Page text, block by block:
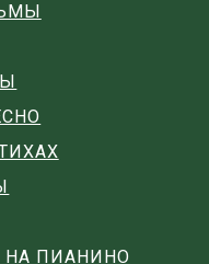
ПИАНИНО